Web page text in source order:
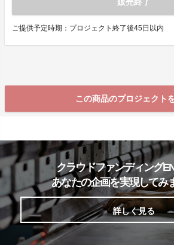
ご提供予定時期：プロジェクト終了後45日以内
この商品のプロジェクト
クラウドファンディング
あなたの企画を実現してみ
詳しく見る